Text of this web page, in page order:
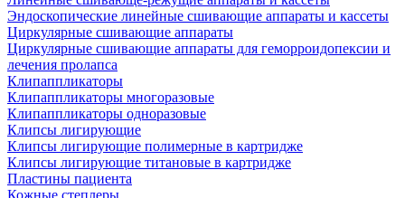
Эндоскопические линейные сшивающие аппараты и кассеты
Циркулярные сшивающие аппараты
Циркулярные сшивающие аппараты для геморроидопексии и
лечения пролапса
Клипаппликаторы
Клипаппликаторы многоразовые
Клипаппликаторы одноразовые
Клипсы лигирующие
Клипсы лигирующие полимерные в картридже
Клипсы лигирующие титановые в картридже
Пластины пациента
Кожные степлеры